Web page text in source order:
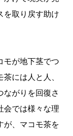
を取り戻す助け
モが地下茎でつ
には人と人、
ながりを回復さ
会では様々な理
が、マコモ茶を